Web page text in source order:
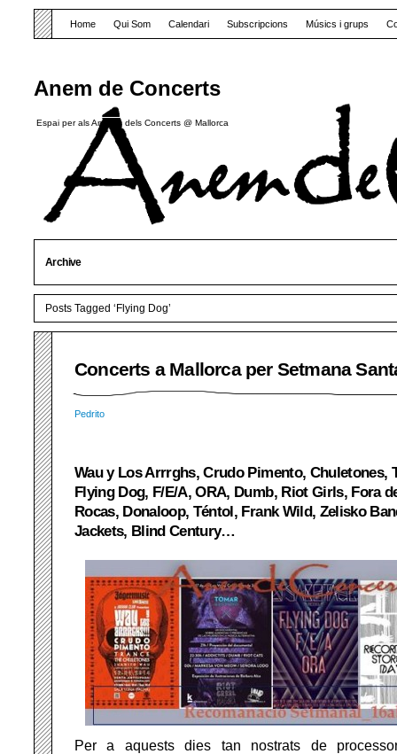
Anem de Concerts
Espai per als Amants dels Concerts @ Mallorca
Home Qui Som Calendari Subscripcions Músics i grups
Archive
Posts Tagged ‘Flying Dog’
Concerts a Mallorca per Setmana
Pedrito
Wau y Los Arrrghs, Crudo Pimento, Chuletones,
Flying Dog, F/E/A, ORA, Dumb, Riot Girls, Fora
Rocas, Donaloop, Téntol, Frank Wild, Zelisko
Jackets, Blind Century…
Per a aquests dies tan nostrats de